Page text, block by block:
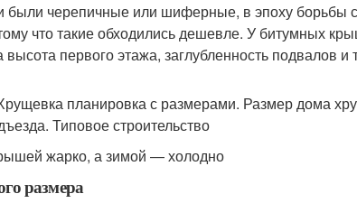
черепичные или шиферные, в эпоху борьбы
что такие обходились дешевле. У битумных
первого этажа, заглубленность подвалов и
жарко, а зимой — холодно
размера